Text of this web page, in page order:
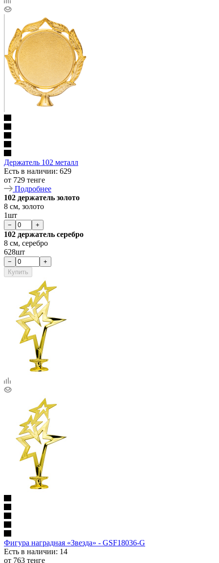
Держатель 102 металл
Есть в наличии: 629
от 729 тенге
Подробнее
102 держатель золото
8 см, золото
1шт
− +
102 держатель серебро
8 см, серебро
628шт
−
+
Купить
Фигура наградная «Звезда» - GSF18036-G
Есть в наличии: 14
от 763 тенге